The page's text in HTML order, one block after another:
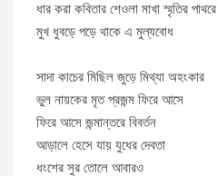
ধার করা কবিতার শেওলা মাখা স্মৃতির পাথরে
মুখ ধুবড়ে পড়ে থাকে এ মুল্যবোধ
সাদা কাচের মিছিল জুড়ে মিথ্যা অহংকার
ভুল নায়কের মৃত প্রজন্ম ফিরে আসে
ফিরে আসে জন্মান্তরে বিবর্তন
আড়ালে হেসে যায় যুধের দেবতা
ধংশের সুর তোলে আবারও